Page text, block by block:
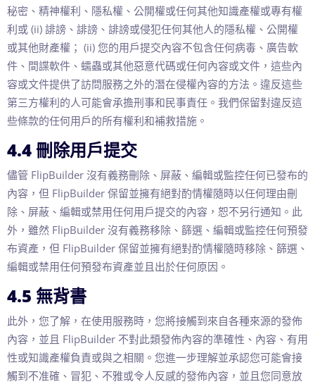
秘密、精神權利、隱私權、公開權或任何其他知識產權或專有權
利或 (ii) 誹謗、誹謗、誹謗或侵犯任何其他人的隱私權、公開權
或其他財產權； (ii) 您的用戶提交內容不包含任何病毒、廣告軟
件、間諜軟件、蠕蟲或其他惡意代碼或任何內容或文件，這些內
容或文件提供了訪問服務之外的潛在侵權內容的方法。違反這些
第三方權利的人可能會承擔刑事和民事責任。我們保留對違反這
些條款的任何用戶的所有權利和補救措施。
4.4 刪除用戶提交
儘管 FlipBuilder 沒有義務刪除、屏蔽、編輯或監控任何已發布的
內容，但 FlipBuilder 保留並擁有絕對酌情權隨時以任何理由刪
除、屏蔽、編輯或禁用任何用戶提交的內容，恕不另行通知。此
外，雖然 FlipBuilder 沒有義務移除、篩選、編輯或監控任何預發
布資產，但 FlipBuilder 保留並擁有絕對酌情權隨時移除、篩選、
編輯或禁用任何預發布資產並且出於任何原因。
4.5 無背書
此外，您了解，在使用服務時，您將接觸到來自各種來源的發佈
內容，並且 FlipBuilder 不對此類發佈內容的準確性、內容、有用
性或知識產權負責或與之相關。您進一步理解並承認您可能會接
觸到不准確、冒犯、不雅或令人反感的發佈內容，並且您同意放